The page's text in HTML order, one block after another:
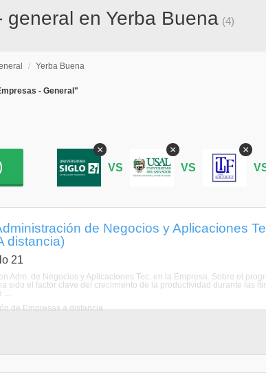
en Yerba Buena (4)
/ Yerba Buena
- General"
×
VS
×
VS
×
de Negocios y Aplicaciones
distancia)
21
Adm. de Negocios y Aplicaciones Tec. en la Empresa. Sobre el
sido el factor clave del crecimiento de la productividad durante las
...
de Empresas a distancia